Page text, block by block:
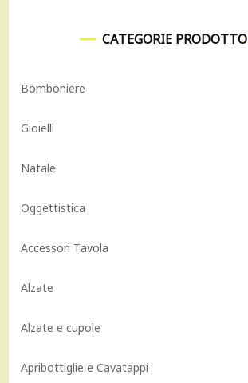
CATEGORIE PRODOTTO
Bomboniere
Gioielli
Natale
Oggettistica
Accessori Tavola
Alzate
Alzate e cupole
Apribottiglie e Cavatappi